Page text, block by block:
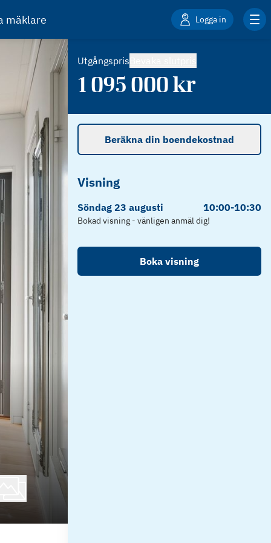
mäklare Logga in
Utgångspris
1 095 000kr
Beräkna din boendekostnad
Visning
Söndag 23 augusti 10:00-10:30
Bokad visning - vänligen anmäl dig!
Boka visning